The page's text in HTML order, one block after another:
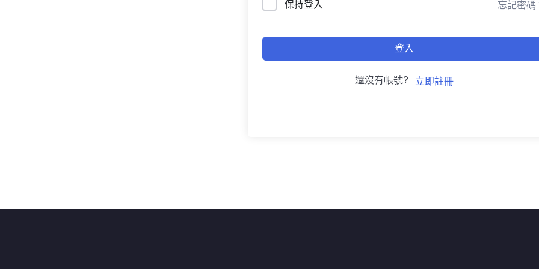
保持登入 忘記密碼
登入
還沒有帳號? 立即註冊